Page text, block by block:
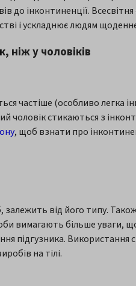
до інконтиненції.
і ускладнює людям
ніж у чоловіків
частіше (особливо легка
стикаються з
, щоб взнати про
від його типу.
вимагають більше
підгузника.
на тілі.